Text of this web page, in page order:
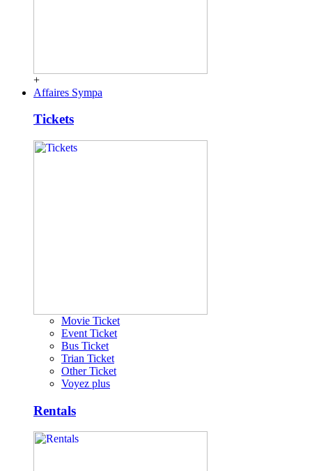
+
Affaires Sympa
Tickets
Movie Ticket
Event Ticket
Bus Ticket
Trian Ticket
Other Ticket
Voyez plus
Rentals